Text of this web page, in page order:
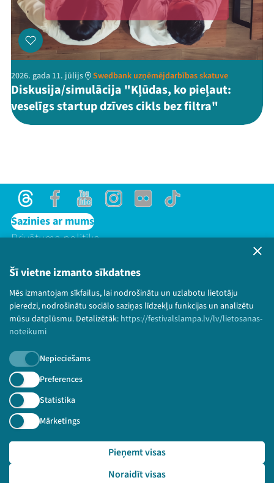
Šī vietne izmanto sīkdatnes
Mēs izmantojam sīkfailus, lai nodrošinātu un uzlabotu lietotāju
pieredzi, nodrošinātu sociālo saziņas līdzekļu funkcijas un analizētu
mūsu datplūsmu. Detalizētāk: https://festivalslampa.lv/lv/lietosanas-
noteikumi
Nepieciešams
Preferences
Statistika
Mārketings
Noraidīt visas
Pieņemt visas
2026. gada 11. jūlijs Swedbank uzņēmējdarbības skatuve
Diskusija/simulācija "Kļūdas, ko pieļaut:
veselīgs startup dzīves cikls bez filtra"
ThreadsFacebookYoutubeInstagram
Flick TikTok
Sazinies ar mums
Privātuma politika
Bērnu aizsardzības politika
© 2026 Sarunu festivāls LAMPA Visas tiesības
paturētas.
Piesakies jaunumiem!
Nepalaid garām aktuālāko informāciju!
🔗 https://festivalslampa.lv/lv/video-arhivs/2803?sp